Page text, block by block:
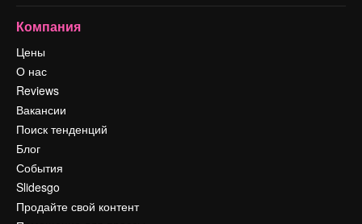
Компания
Цены
О нас
Reviews
Вакансии
Поиск тенденций
Блог
События
Slidesgo
Продайте свой контент